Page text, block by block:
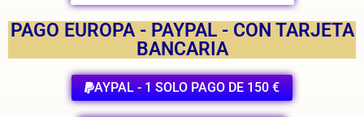
PAGO EUROPA - PAYPAL - CON TARJETA
BANCARIA
AYPAL - 1 SOLO PAGO DE 150 €